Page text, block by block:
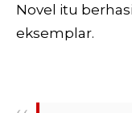
Novel itu
eksemplar.